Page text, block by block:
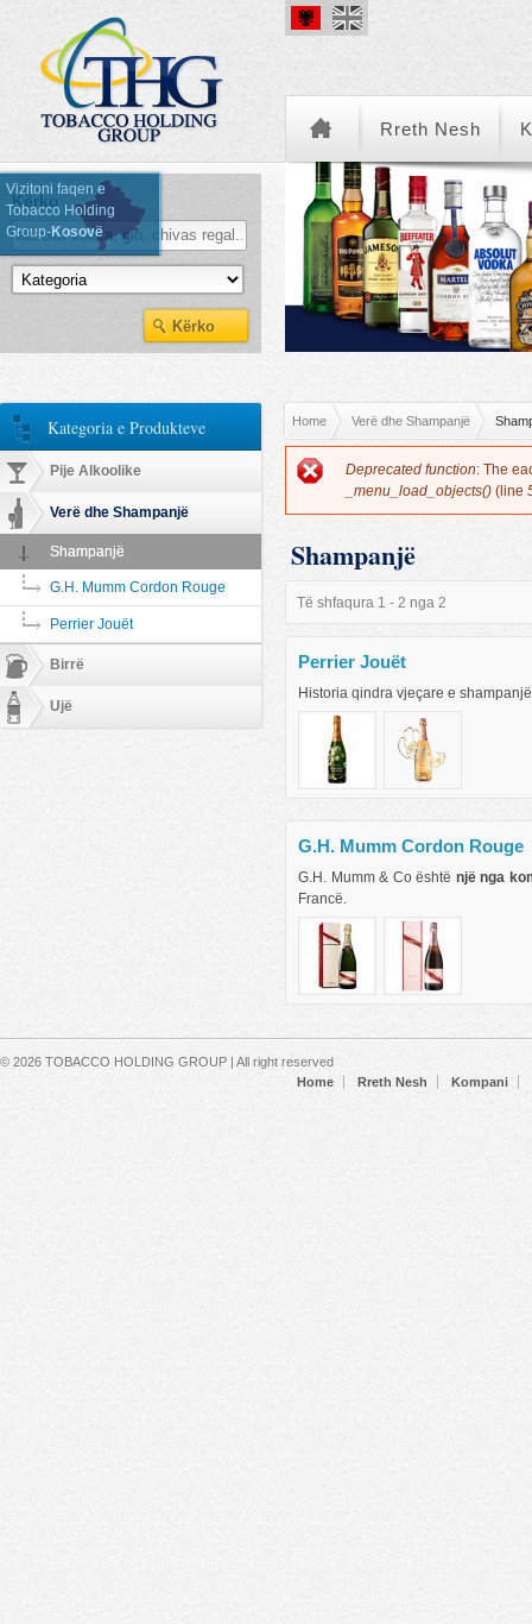
Vizitoni faqen e
Tobacco Holding
Group-Kosovë
Rreth Nesh
Kërko
Kategoria e Produkteve
You are here
Home Verë dhe Shampanjë
Error message
Deprecated function: The
_menu_load_objects() (line
Shampanjë
Të shfaqura 1 - 2 nga 2
Perrier Jouët
Historia qindra vjeçare e
G.H. Mumm Cordon Rouge
G.H. Mumm & Co është një nga
Francë.
Kategoria e Produkteve
Pije Alkoolike
Verë dhe Shampanjë
Shampanjë
G.H. Mumm Cordon Rouge
Perrier Jouët
Birrë
Ujë
© 2026 TOBACCO HOLDING GROUP | All right reserved
Secondary menu
Home Rreth Nesh Kompani